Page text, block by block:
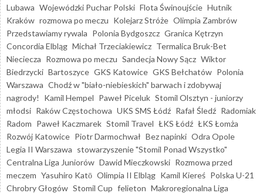
Lubawa Wojewódzki Puchar Polski Flota Świnoujście Hutnik
Kraków rozmowa po meczu Kolejarz Stróże Olimpia Zambrów
Przedstawiamy rywala Polonia Bydgoszcz Granica Kętrzyn
Concordia Elbląg Michał Trzeciakiewicz Termalica Bruk-Bet
Nieciecza Rozmowa po meczu Sandecja Nowy Sącz Wiktor
Biedrzycki Bartoszyce GKS Katowice GKS Bełchatów Polonia
Warszawa Chodź w "biało-niebieskich" barwach i zdobywaj
nagrody!
Kamil Hempel Paweł Piceluk Stomil Olsztyn - juniorzy
młodsi Raków Częstochowa UKS SMS Łódź Rafał Śledź Radomiak
Radom Paweł Kaczmarek Stomil Travel ŁKS Łódź ŁKS Łomża
Rozwój Katowice Piotr Darmochwał Bez napinki Odra Opole
Legia II Warszawa stowarzyszenie "Stomil Ponad Wszystko"
Centralna Liga Juniorów Dawid Mieczkowski Rozmowa przed
meczem Yasuhiro Katō Olimpia II Elbląg Kamil Kiereś Polska U-21
Chrobry Głogów Stomil Cup felieton Makroregionalna Liga